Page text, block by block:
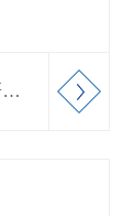
BM-600(原8200)行星式研磨机